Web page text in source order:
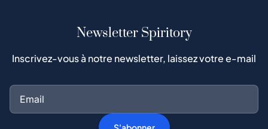
Newsletter Spiritory
Inscrivez-vous à notre newsletter, laissez votre e-mail